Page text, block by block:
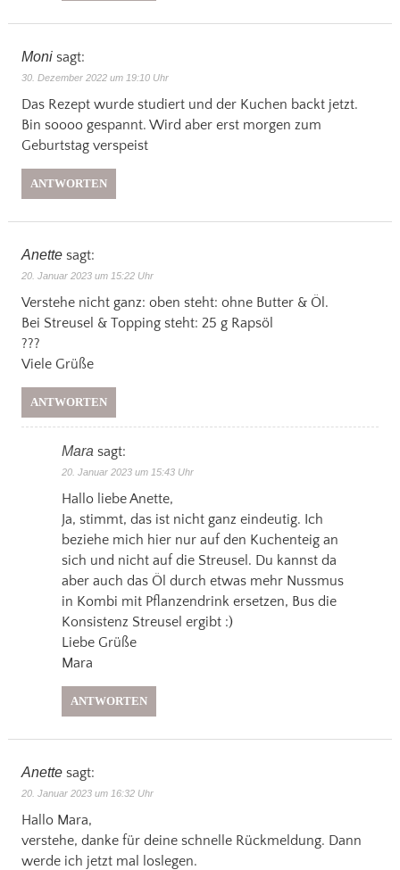
Moni sagt:
30. Dezember 2022 um 19:10 Uhr
Das Rezept wurde studiert und der Kuchen backt jetzt.
Bin soooo gespannt. Wird aber erst morgen zum
Geburtstag verspeist
ANTWORTEN
Anette sagt:
20. Januar 2023 um 15:22 Uhr
Verstehe nicht ganz: oben steht: ohne Butter & Öl.
Bei Streusel & Topping steht: 25 g Rapsöl
???
Viele Grüße
ANTWORTEN
Mara sagt:
20. Januar 2023 um 15:43 Uhr
Hallo liebe Anette,
Ja, stimmt, das ist nicht ganz eindeutig. Ich
beziehe mich hier nur auf den Kuchenteig an
sich und nicht auf die Streusel. Du kannst da
aber auch das Öl durch etwas mehr Nussmus
in Kombi mit Pflanzendrink ersetzen, Bus die
Konsistenz Streusel ergibt :)
Liebe Grüße
Mara
ANTWORTEN
Anette sagt:
20. Januar 2023 um 16:32 Uhr
Hallo Mara,
verstehe, danke für deine schnelle Rückmeldung. Dann
werde ich jetzt mal loslegen.